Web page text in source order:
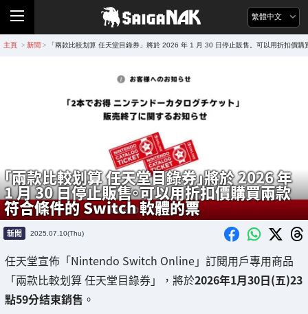
繁體中文
主頁 > 新聞 > 「兩款比較划算 任天堂目錄券」將於 2026 年 1 月 30 日停止販售。可以用折扣價
「兩款比較划算 任天堂目錄券」將於 2026 年
1 月 30 日停止販售。可以用折扣價購買兩款
符合條件的 Switch 軟體的票
新聞 2025.07.10(Thu)
任天堂宣佈「Nintendo Switch Online」訂閱用戶專用商品
「兩款比較划算 任天堂目錄券」，將於2026年1月30日(五)23
點59分結束銷售 。